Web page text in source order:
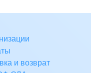
и возврат